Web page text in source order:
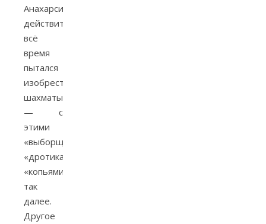
Анахарсис
действительно
всё
время
пытался
изобрести
шахматы
— с
этими
«выборщиками»,
«дротиками»,
«копьями»
так
далее.
Другое